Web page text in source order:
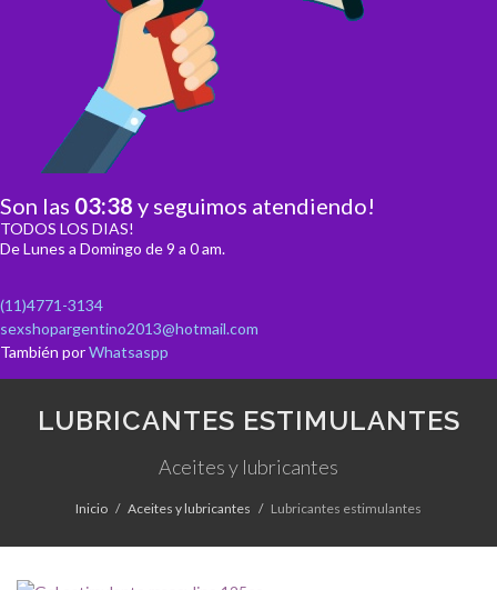
Son las 03:38 y seguimos atendiendo!
TODOS LOS DIAS!
De Lunes a Domingo de 9 a 0 am.
(11)4771-3134
sexshopargentino2013@hotmail.com
También porWhatsaspp
LUBRICANTES ESTIMULANTES
Aceites y lubricantes
Inicio Aceites y lubricantes Lubricantes estimulantes